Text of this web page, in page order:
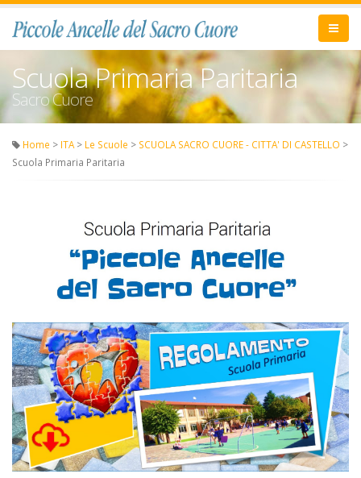
Scuola Primaria Paritaria
Sacro Cuore
Home > ITA > Le Scuole > SCUOLA SACRO CUORE - CITTA' DI CASTELLO >
Scuola Primaria Paritaria